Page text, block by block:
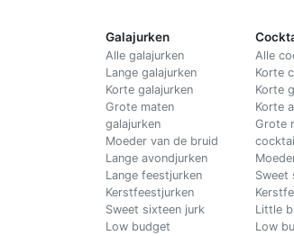
Galajurken
Alle galajurken
Lange galajurken
Korte galajurken
Grote maten
galajurken
Moeder van de bruid
Lange avondjurken
Lange feestjurken
Kerstfeestjurken
Sweet sixteen jurk
Low budget
Alle
Korte
Korte
Korte
Grote
Sweet
Little
Low